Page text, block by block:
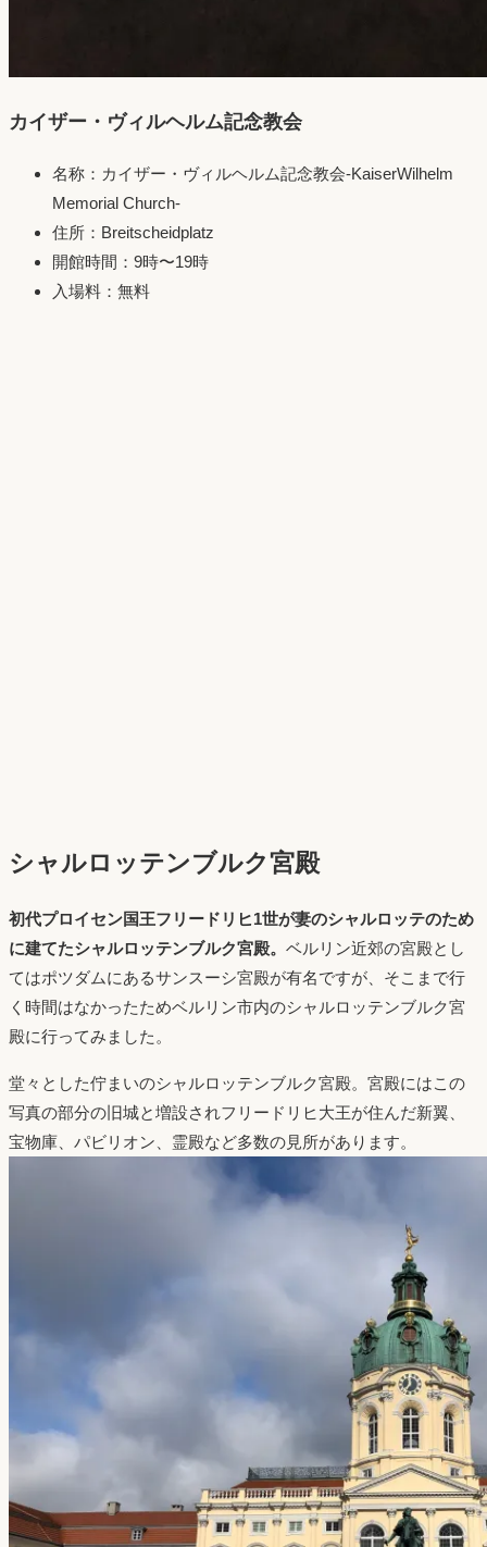
カイザー・ヴィルヘルム記念教会
名称：カイザー・ヴィルヘルム記念教会-KaiserWilhelm
Memorial Church-
住所：Breitscheidplatz
開館時間：9時〜19時
入場料：無料
シャルロッテンブルク宮殿
初代プロイセン国王フリードリヒ1世が妻のシャルロッテのため
に建てたシャルロッテンブルク宮殿。 ベルリン近郊の宮殿とし
てはポツダムにあるサンスーシ宮殿が有名ですが、そこまで行
く時間はなかったためベルリン市内のシャルロッテンブルク宮
殿に行ってみました。
堂々とした佇まいのシャルロッテンブルク宮殿。宮殿にはこの
写真の部分の旧城と増設されフリードリヒ大王が住んだ新翼、
宝物庫、パビリオン、霊殿など多数の見所があります。